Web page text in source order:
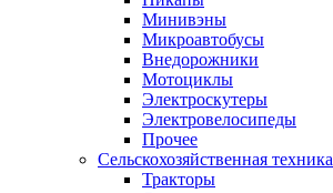
Минивэны
Микроавтобусы
Внедорожники
Мотоциклы
Электроскутеры
Электровелосипеды
Прочее
Сельскохозяйственная техника
Тракторы